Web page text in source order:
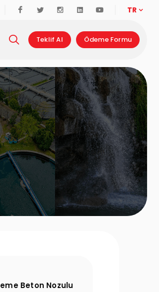
Destek Hattı
Online AlışverişFacebookTwitter InstagramLinkedinYoutube
TR
Teklif Al Ödeme Formu
Beton Nozulu